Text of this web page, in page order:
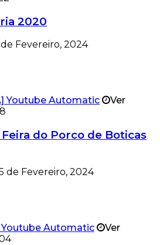
2020
Fevereiro, 2024
Ver
do Porco de Boticas
de Fevereiro, 2024
Ver